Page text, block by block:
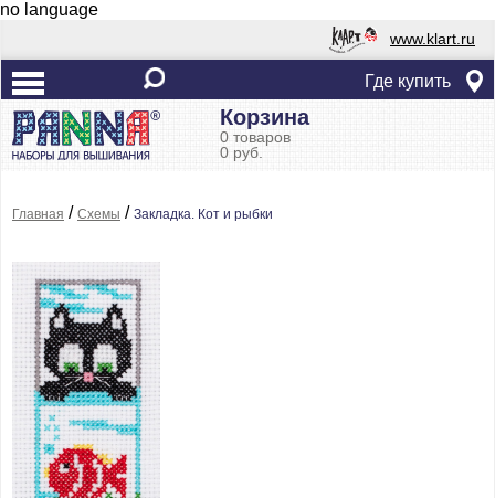
no language
www.klart.ru
Где купить
Корзина
0 товаров
0 руб.
Главная / Схемы / Закладка. Кот и рыбки